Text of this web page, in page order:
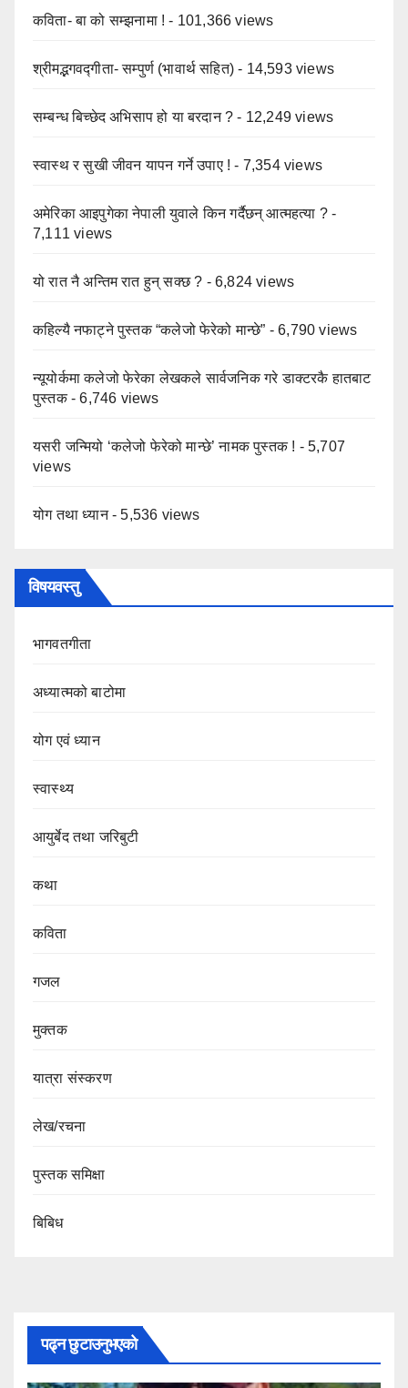
कविता- बा को सम्झनामा ! - 101,366 views
श्रीमद्भगवद्गीता- सम्पुर्ण (भावार्थ सहित) - 14,593 views
सम्बन्ध बिच्छेद अभिसाप हो या बरदान ? - 12,249 views
स्वास्थ र सुखी जीवन यापन गर्ने उपाए ! - 7,354 views
अमेरिका आइपुगेका नेपाली युवाले किन गर्दैछन् आत्महत्या ? -
7,111 views
यो रात नै अन्तिम रात हुन् सक्छ ? - 6,824 views
कहिल्यै नफाट्ने पुस्तक “कलेजो फेरेको मान्छे” - 6,790 views
न्यूयोर्कमा कलेजो फेरेका लेखकले सार्वजनिक गरे डाक्टरकै हातबाट
पुस्तक- 6,746 views
यसरी जन्मियो ‘कलेजो फेरेको मान्छे’ नामक पुस्तक ! - 5,707
views
योग तथा ध्यान- 5,536 views
विषयवस्तु
भागवतगीता
अध्यात्मको बाटोमा
योग एवं ध्यान
स्वास्थ्य
आयुर्बेद तथा जरिबुटी
कथा
कविता
गजल
मुक्तक
यात्रा संस्करण
लेख/रचना
पुस्तक समिक्षा
बिबिध
पढ्न छुटाउनुभएको